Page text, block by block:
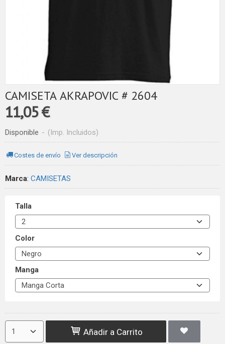
CAMISETA AKRAPOVIC # 2604
11,05 €
Disponible - (Imp. Incluidos)
Costes de envío Ver descripción
Marca: CAMISETAS
Talla
Color
Manga
Añadir a Carrito